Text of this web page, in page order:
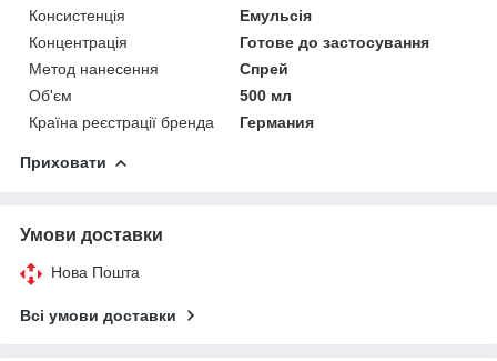
Консистенція
Емульсія
Концентрація
Готове до застосування
Метод нанесення
Спрей
Об'єм
500 мл
Країна реєстрації бренда
Германия
Приховати
Умови доставки
Нова Пошта
Всі умови доставки